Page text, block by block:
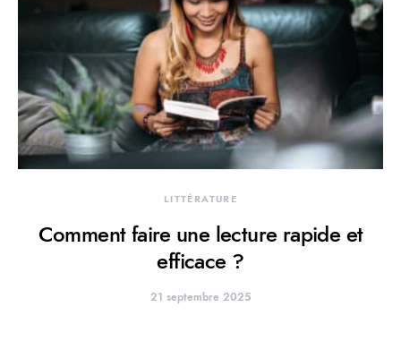
LITTÉRATURE
Comment faire une lecture rapide et
efficace ?
21 septembre 2025